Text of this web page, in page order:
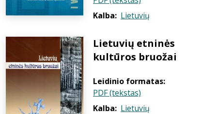
Kalba: Lietuvių
Lietuvių etninės
kultūros bruožai
Leidinio formatas:
PDF (tekstas)
Kalba: Lietuvių